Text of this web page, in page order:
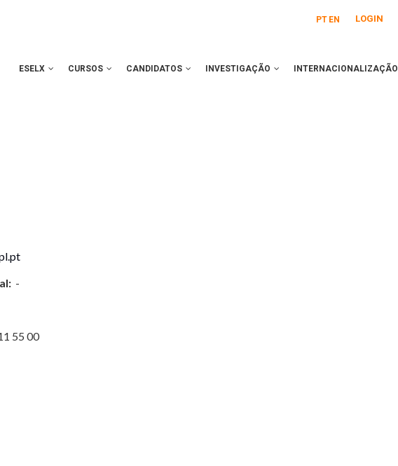
PT EN LOGIN
ESELX CURSOS CANDIDATOS INVESTIGAÇÃO INTERNACIONALIZAÇÃO
-
55 00